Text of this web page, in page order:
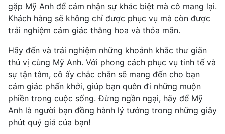
gặp Mỹ Anh để cảm nhận sự khác biệt mà cô mang lại.
Khách hàng sẽ không chỉ được phục vụ mà còn được
trải nghiệm cảm giác thăng hoa và thỏa mãn.
Hãy đến và trải nghiệm những khoảnh khắc thư giãn
thú vị cùng Mỹ Anh. Với phong cách phục vụ tinh tế và
sự tận tâm, cô ấy chắc chắn sẽ mang đến cho bạn
cảm giác phấn khởi, giúp bạn quên đi những muộn
phiền trong cuộc sống. Đừng ngần ngại, hãy để Mỹ
Anh là người bạn đồng hành lý tưởng trong những giây
phút quý giá của bạn!